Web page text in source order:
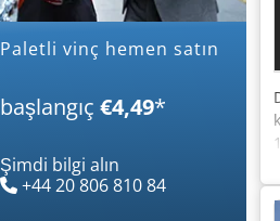
paletli vinç hemen satın
başlangıç €4,49*
Şimdi bilgi alın
+44 20 806 810 84